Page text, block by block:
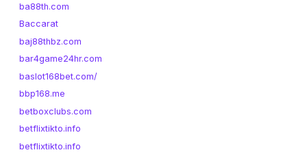
ba88th.com
Baccarat
baj88thbz.com
bar4game24hr.com
baslot168bet.com/
bbp168.me
betboxclubs.com
betflixtikto.info
betflixtikto.info